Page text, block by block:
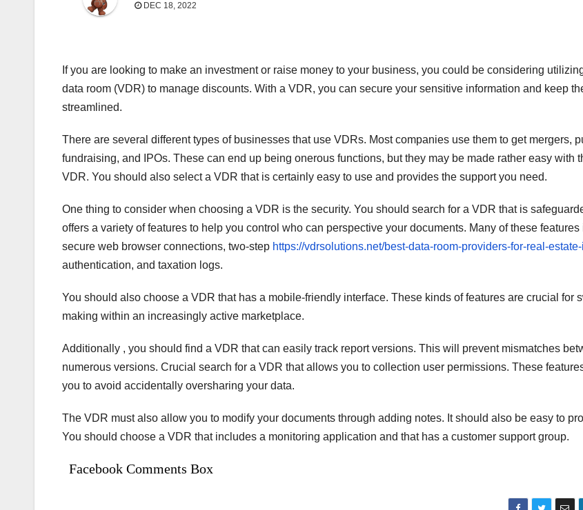
DEC 18, 2022
If you are looking to make an investment or raise money to your business, you could be considering
data room (VDR) to manage discounts. With a VDR, you can secure your sensitive information and keep
streamlined.
There are several different types of businesses that use VDRs. Most companies use them to get mergers,
fundraising, and IPOs. These can end up being onerous functions, but they may be made rather easy with
VDR. You should also select a VDR that is certainly easy to use and provides the support you need.
One thing to consider when choosing a VDR is the security. You should search for a VDR that is
offers a variety of features to help you control who can perspective your documents. Many of these
secure web browser connections, two-step https://vdrsolutions.net/best-data-room-providers-for-real-
authentication, and taxation logs.
You should also choose a VDR that has a mobile-friendly interface. These kinds of features are crucial for
making within an increasingly active marketplace.
Additionally , you should find a VDR that can easily track report versions. This will prevent mismatches
numerous versions. Crucial search for a VDR that allows you to collection user permissions. These
you to avoid accidentally oversharing your data.
The VDR must also allow you to modify your documents through adding notes. It should also be easy to
You should choose a VDR that includes a monitoring application and that has a customer support group.
Facebook Comments Box